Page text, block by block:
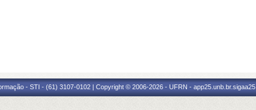
- STI - (61) 3107-0102 | Copyright © 2006-2026 - UFRN - app25.unb.br.sigaa25